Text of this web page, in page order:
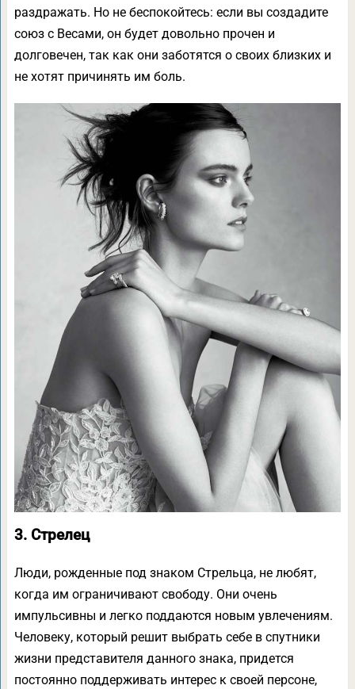
раздражать. Но не беспокойтесь: если вы создадите
союз с Весами, он будет довольно прочен и
долговечен, так как они заботятся о своих близких и
не хотят причинять им боль.
3. Стрелец
Люди, рожденные под знаком Стрельца, не любят,
когда им ограничивают свободу. Они очень
импульсивны и легко поддаются новым увлечениям.
Человеку, который решит выбрать себе в спутники
жизни представителя данного знака, придется
постоянно поддерживать интерес к своей персоне,